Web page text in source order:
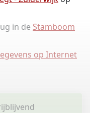
in de Stamboom
op Internet